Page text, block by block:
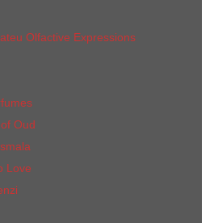
Olfactive Expressions
Oud
Love